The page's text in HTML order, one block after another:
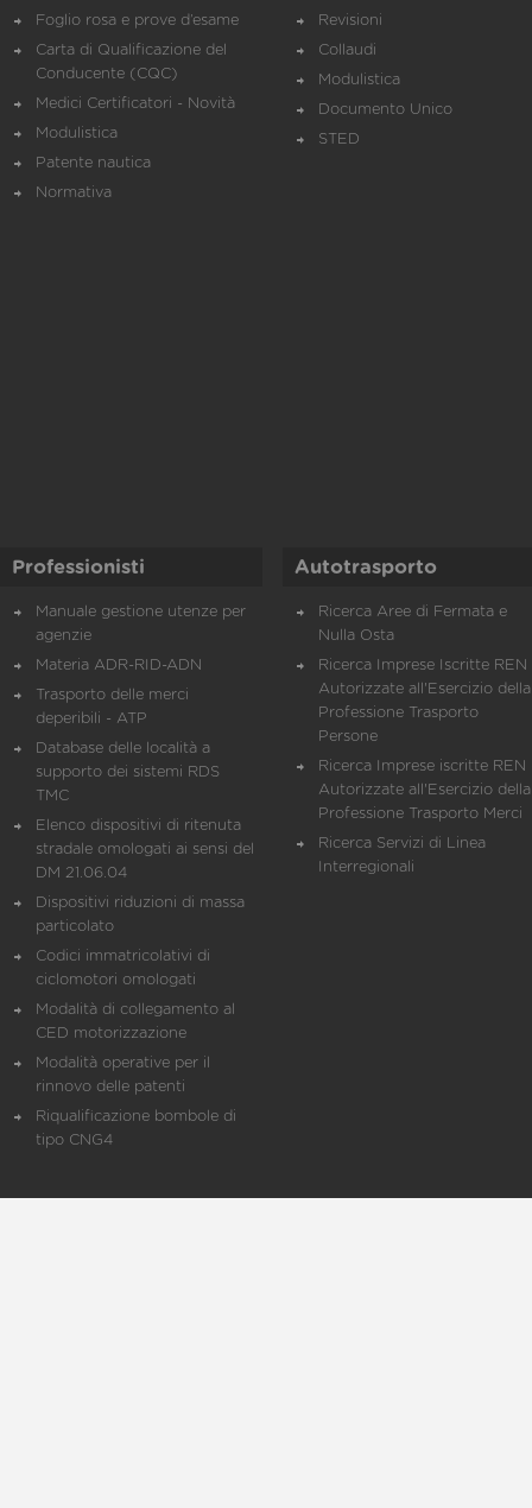
Foglio rosa e prove d’esame
Carta di Qualificazione del
Conducente (CQC)
Medici Certificatori - Novità
Modulistica
Patente nautica
Normativa
Revisioni
Collaudi
Modulistica
Documento Unico
STED
Professionisti
Manuale gestione utenze per
agenzie
Materia ADR-RID-ADN
Trasporto delle merci
deperibili - ATP
Database delle località a
supporto dei sistemi RDS
TMC
Elenco dispositivi di ritenuta
stradale omologati ai sensi del
DM 21.06.04
Dispositivi riduzioni di massa
particolato
Codici immatricolativi di
ciclomotori omologati
Modalità di collegamento al
CED motorizzazione
Modalità operative per il
rinnovo delle patenti
Riqualificazione bombole di
tipo CNG4
Autotrasporto
Ricerca Aree di Fermata e
Nulla Osta
Ricerca Imprese Iscritte REN
Autorizzate all'Esercizio della
Professione Trasporto
Persone
Ricerca Imprese iscritte REN
Autorizzate all'Esercizio della
Professione Trasporto Merci
Ricerca Servizi di Linea
Interregionali